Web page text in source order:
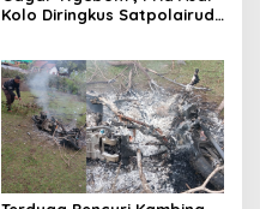
Kolo Diringkus Satpolairud